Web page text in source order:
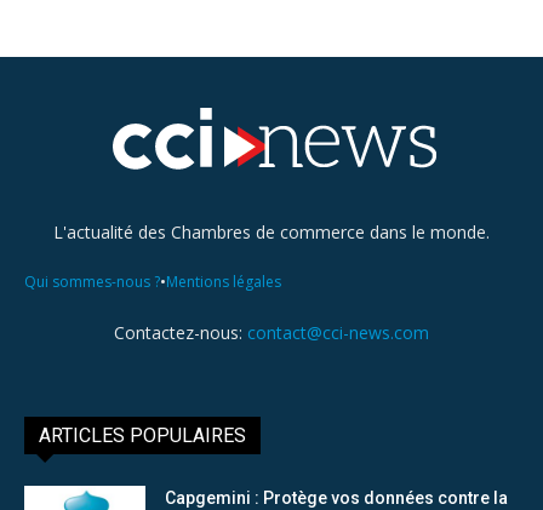
L'actualité des Chambres de commerce dans le monde.
Qui sommes-nous ?•Mentions légales
Contactez-nous: contact@cci-news.com
ARTICLES POPULAIRES
Capgemini : Protège vos données contre la